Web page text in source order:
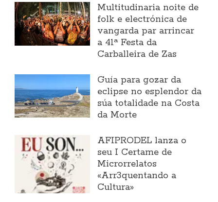
Multitudinaria noite de
folk e electrónica de
vangarda par arrincar
a 41ª Festa da
Carballeira de Zas
Guía para gozar da
eclipse no esplendor da
súa totalidade na Costa
da Morte
AFIPRODEL lanza o
seu I Certame de
Microrrelatos
«Arr3quentando a
Cultura»